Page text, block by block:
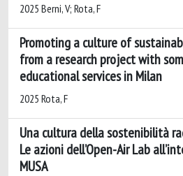
2025 Berni, V; Rota, F
Promoting a culture of
from a research project with
educational services in Milan
2025 Rota, F
Una cultura della sostenibilità
Le azioni dell’Open-Air Lab
MUSA